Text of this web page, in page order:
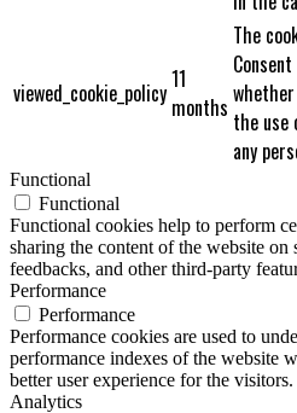
viewed_cookie_policy11
months
The
the use
any
Functional
Functional
Functional cookies help to perform
sharing the content of the website
feedbacks, and other third-party
Performance
Performance
Performance cookies are used to
performance indexes of the website
better user experience for the visitors.
Analytics